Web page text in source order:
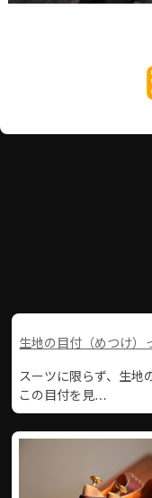
生地の目付（めつけ）
スーツに限らず、生地
この目付を見…